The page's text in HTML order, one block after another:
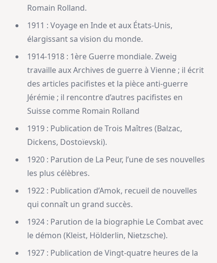
Romain Rolland.
1911 : Voyage en Inde et aux États-Unis,
élargissant sa vision du monde.
1914-1918 : 1ère Guerre mondiale. Zweig
travaille aux Archives de guerre à Vienne ; il écrit
des articles pacifistes et la pièce anti-guerre
Jérémie ; il rencontre d’autres pacifistes en
Suisse comme Romain Rolland
1919 : Publication de Trois Maîtres (Balzac,
Dickens, Dostoïevski).
1920 : Parution de La Peur, l’une de ses nouvelles
les plus célèbres.
1922 : Publication d’Amok, recueil de nouvelles
qui connaît un grand succès.
1924 : Parution de la biographie Le Combat avec
le démon (Kleist, Hölderlin, Nietzsche).
1927 : Publication de Vingt-quatre heures de la